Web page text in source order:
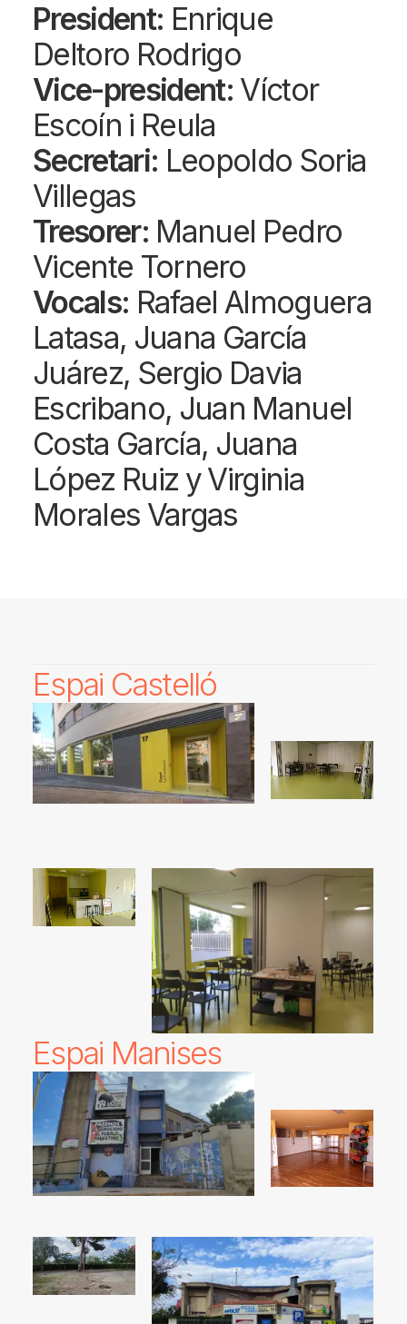
President: Enrique
Deltoro Rodrigo
Vice-president: Víctor
Escoín i Reula
Secretari: Leopoldo Soria
Villegas
Tresorer: Manuel Pedro
Vicente Tornero
Vocals: Rafael Almoguera
Latasa, Juana García
Juárez, Sergio Davia
Escribano, Juan Manuel
Costa García, Juana
López Ruiz yVirginia
Morales Vargas
Espai Castelló
Espai Manises